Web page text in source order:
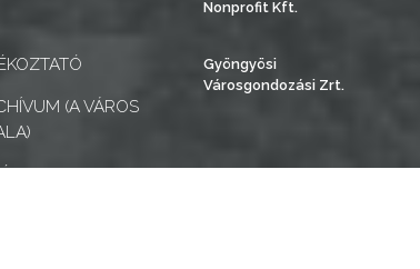
(A VÁROS
NYILATKOZAT
Nonprofit Kft.
Gyöngyösi
Városgondozási Zrt.